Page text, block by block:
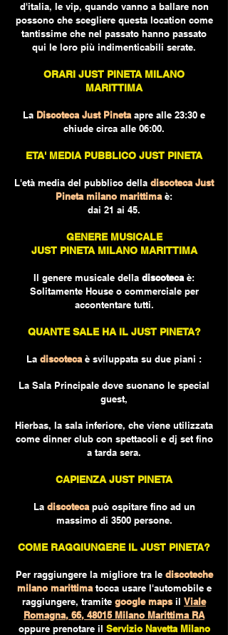
d'italia, le vip, quando vanno a ballare non
possono che scegliere questa location come
tantissime che nel passato hanno passato
qui le loro più indimenticabili serate.
ORARI JUST PINETA MILANO
MARITTIMA
La Discoteca Just Pineta apre alle 23:30 e
chiude circa alle 06:00.
ETA' MEDIA PUBBLICO JUST PINETA
L'età media del pubblico della discoteca Just
Pineta milano marittima è:
dai 21 ai 45.
GENERE MUSICALE
JUST PINETA MILANO MARITTIMA
Il genere musicale della discoteca è:
Solitamente House o commerciale per
accontentare tutti.
QUANTE SALE HA IL JUST PINETA?
La discoteca è sviluppata su due piani :
La Sala Principale dove suonano le special
guest,
Hierbas, la sala inferiore, che viene utilizzata
come dinner club con spettacoli e dj set fino
a tarda sera.
CAPIENZA JUST PINETA
La discotecapuò ospitare fino ad un
massimo di 3500 persone.
COME RAGGIUNGERE IL JUST PINETA?
Per raggiungere la migliore tra le discoteche
milano marittimatocca usare l'automobile e
raggiungere, tramite google mapsil Viale
Romagna, 66, 48015 Milano Marittima RA
oppure prenotare il Servizio Navetta Milano